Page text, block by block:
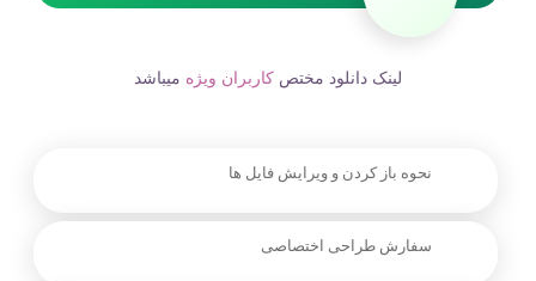
لینک دانلود مختص کاربران ویژه میباشد
نحوه باز کردن و ویرایش فایل ها
سفارش طراحی اختصاصی